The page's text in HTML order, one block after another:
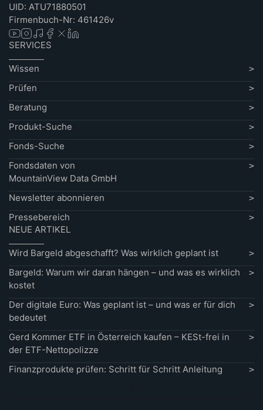
UID: ATU71880501
Firmenbuch-Nr: 461426v
SERVICES
Wissen
Prüfen
Beratung
Produkt-Suche
Fonds-Suche
Fondsdaten von
MountainView Data GmbH
Newsletter abonnieren
Pressebereich
NEUE ARTIKEL
Wird Bargeld abgeschafft? Was wirklich geplant ist
Bargeld: Warum wir daran hängen – und was es wirklich
kostet
Der digitale Euro: Was geplant ist – und was er für dich
bedeutet
Gerd Kommer ETF in Österreich kaufen – KESt-frei in
der ETF-Nettopolizze
Finanzprodukte prüfen: Schritt für Schritt Anleitung